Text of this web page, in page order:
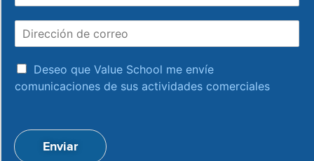
e
c
n
d
a
c
a
c
Deseo que Value School me envíe
comunicaciones de sus actividades comerciales
Enviar